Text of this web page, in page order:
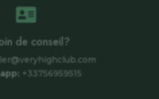

de conseil?
+33756959515